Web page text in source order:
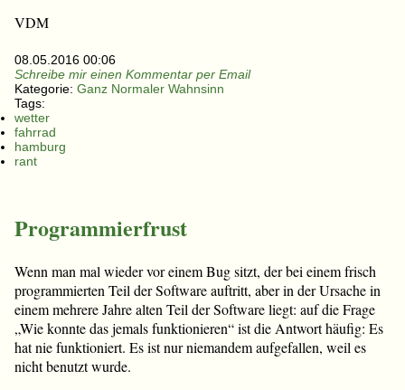
VDM
08.05.2016 00:06
Schreibe mir einen Kommentar per Email
Kategorie: Ganz Normaler Wahnsinn
Tags:
wetter
fahrrad
hamburg
rant
Programmierfrust
Wenn man mal wieder vor einem Bug sitzt, der bei einem frisch
programmierten Teil der Software auftritt, aber in der Ursache in
einem mehrere Jahre alten Teil der Software liegt: auf die Frage
„Wie konnte das jemals funktionieren“ ist die Antwort häufig: Es
hat nie funktioniert. Es ist nur niemandem aufgefallen, weil es
nicht benutzt wurde.